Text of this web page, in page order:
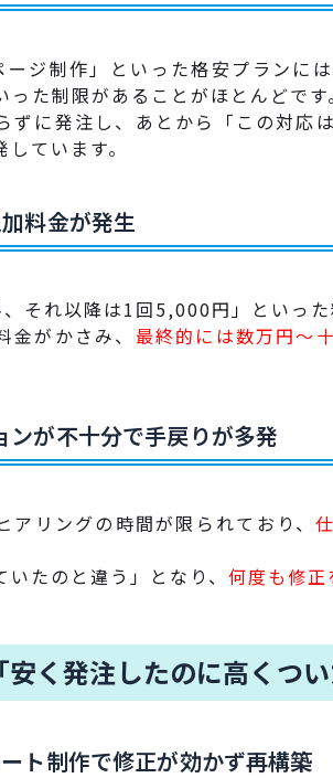
ージ制作」といった格安プランには
った制限があることがほとんどです。
ずに発注し、あとから「この対応
ています。
料金が発生
、それ以降は1回5,000円」といった
がかさみ、 最終的には数万円〜
ンが不十分で手戻りが多発
アリングの時間が限られており、
たのと違う」となり、 何度も修正
く発注したのに高くつ
ト制作で修正が効かず再構築